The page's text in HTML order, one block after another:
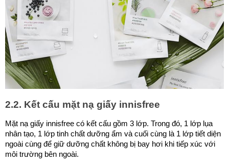
2.2. Kết cấu mặt nạ giấy innisfree
Mặt nạ giấy innisfree có kết cấu gồm 3 lớp. Trong đó, 1 lớp lụa
nhân tạo, 1 lớp tinh chất dưỡng ẩm và cuối cùng là 1 lớp tiết diện
ngoài cùng để giữ dưỡng chất không bị bay hơi khi tiếp xúc với
môi trường bên ngoài.